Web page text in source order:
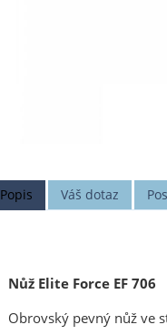
Popis Váš dotaz
Nůž Elite Force EF 706
Obrovský pevný nůž ve